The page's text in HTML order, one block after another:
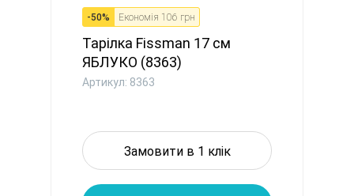
-50% Економія 106 грн
Тарілка Fissman 17 см
ЯБЛУКО (8363)
Артикул: 8363
Замовити в 1 клік